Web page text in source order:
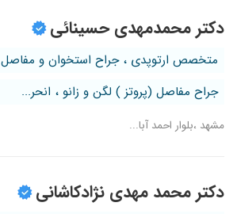
دکتر محمدمهدی حسینائی
متخصص ارتوپدی ، جراح استخوان و مفاصل
جراح مفاصل (پروتز ) لگن و زانو ، انحر...
مشهد ،بلوار احمد آبا...
دکتر محمد مهدی نژادکاشانی